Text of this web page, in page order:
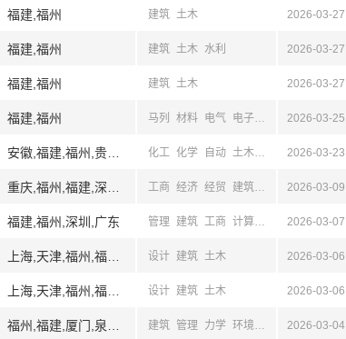
福建,福州 建筑 土木 2026-03-27
福建,福州 建筑 土木 水利 2026-03-27
福建,福州 建筑 土木 2026-03-27
福建,福州 马列 材料 电气 电子 化学 化工 物理
2026-03-25
化工 化学 自动 土木 建筑 2026-03-23
工商 经济 经贸 建筑 土木 2026-03-09
福建,福州,深圳,广东 管理 建筑 工商 计算机 土木 测绘
2026-03-07
设计 建筑 土木 2026-03-06
设计 建筑 土木 2026-03-06
建筑 管理 力学 环境 安全 土木 测绘
2026-03-04